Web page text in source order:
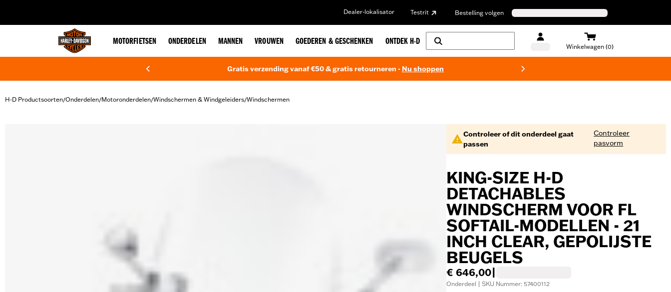
Dealer-lokalisator Testrit Bestelling volgen
MOTORFIETSEN ONDERDELEN MANNEN VROUWEN GOEDEREN & GESCHENKEN ONTDEK H-D
Winkelwagen (0)
Gratis verzending vanaf €50 & gratis retourneren - Nu shoppen
H-D Productsoorten/Onderdelen/Motoronderdelen/Windschermen & Windgeleiders/Windschermen
Controleer of dit onderdeel gaat
passen
Controleer
pasvorm
KING-SIZE H-D
DETACHABLES
WINDSCHERM VOOR FL
SOFTAIL-MODELLEN - 21
INCH CLEAR, GEPOLIJSTE
BEUGELS
€ 646,00
Onderdeel | SKU Nummer: 57400112